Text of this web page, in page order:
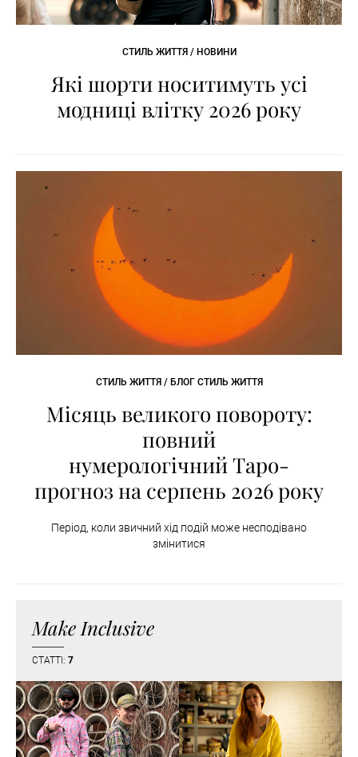
СТИЛЬ ЖИТТЯ / НОВИНИ
Які шорти носитимуть усі
модниці влітку 2026 року
СТИЛЬ ЖИТТЯ / БЛОГ СТИЛЬ ЖИТТЯ
Місяць великого повороту:
повний
нумерологічний Таро-
прогноз на серпень 2026 року
Період, коли звичний хід подій може несподівано
змінитися
Make Inclusive
СТАТТІ: 7